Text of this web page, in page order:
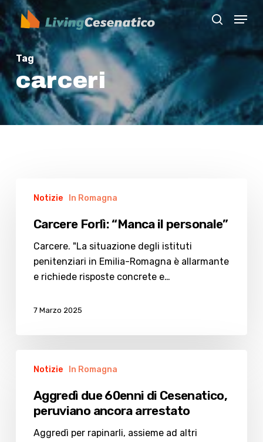
Skip
to
main
content
search
Menu
Tag
carceri
Forlì:
personale”
Notizie In Romagna
Carcere Forlì: “Manca il personale”
Carcere. "La situazione degli istituti
penitenziari in Emilia-Romagna è allarmante
e richiede risposte concrete e…
7 Marzo 2025
Cesenatico,
peruviano
Notizie In Romagna
Aggredì due 60enni di Cesenatico,
peruviano ancora arrestato
Aggredì per rapinarli, assieme ad altri
Close
Menu